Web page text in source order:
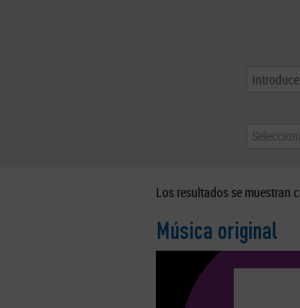
Los resultados se muestran
Música original